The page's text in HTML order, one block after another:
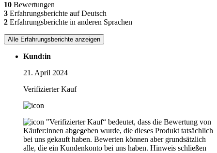
10 Bewertungen
3 Erfahrungsberichte auf Deutsch
2 Erfahrungsberichte in anderen Sprachen
Alle Erfahrungsberichte anzeigen
Kund:in
21. April 2024
Verifizierter Kauf
"Verifizierter Kauf“ bedeutet, dass die Bewertung von
Käufer:innen abgegeben wurde, die dieses Produkt tatsächlich
bei uns gekauft haben. Bewerten können aber grundsätzlich
alle, die ein Kundenkonto bei uns haben. Hinweis schließen